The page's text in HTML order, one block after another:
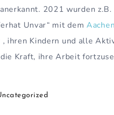
2021 wurden
Unvar“ mit dem
, ihren Kindern und alle
Kraft, ihre Arbeit